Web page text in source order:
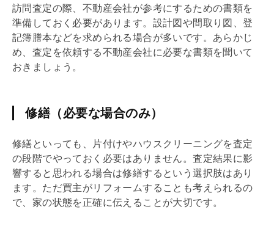
訪問査定の際、不動産会社が参考にするための書類を
準備しておく必要があります。設計図や間取り図、登
記簿謄本などを求められる場合が多いです。あらかじ
め、査定を依頼する不動産会社に必要な書類を聞いて
おきましょう。
修繕（必要な場合のみ）
修繕といっても、片付けやハウスクリーニングを査定
の段階でやっておく必要はありません。査定結果に影
響すると思われる場合は修繕するという選択肢はあり
ます。ただ買主がリフォームすることも考えられるの
で、家の状態を正確に伝えることが大切です。